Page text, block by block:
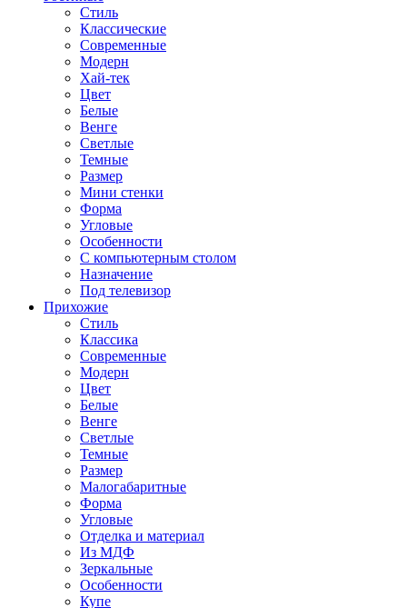
Стиль
Классические
Современные
Модерн
Хай-тек
Цвет
Белые
Венге
Светлые
Темные
Размер
Мини стенки
Форма
Угловые
Особенности
С компьютерным столом
Назначение
Под телевизор
Прихожие
Стиль
Классика
Современные
Модерн
Цвет
Белые
Венге
Светлые
Темные
Размер
Малогабаритные
Форма
Угловые
Отделка и материал
Из МДФ
Зеркальные
Особенности
Купе